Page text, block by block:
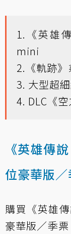
1.《英雄
mini
2.《軌跡
3. 大型超
4. DLC《
《英雄傳
位豪華版
購買《英雄
豪華版／季